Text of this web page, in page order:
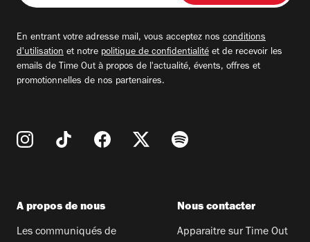
adresse
En entrant votre adresse mail, vous acceptez nos conditions
d'utilisation et notre politique de confidentialité et de recevoir les
emails de Time Out à propos de l'actualité, évents, offres et
promotionnelles de nos partenaires.
A propos de nous
Les communiqués de
Nous contacter
Apparaitre sur Time Out